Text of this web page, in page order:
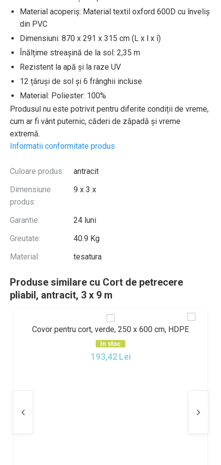
Material acoperiș: Material textil oxford 600D cu înveliș
din PVC
Dimensiuni: 870 x 291 x 315 cm (L x l x î)
Înălțime streașină de la sol: 2,35 m
Rezistent la apă și la raze UV
12 țăruși de sol și 6 frânghii incluse
Material: Poliester: 100%
Produsul nu este potrivit pentru diferite condiții de vreme,
cum ar fi vânt puternic, căderi de zăpadă și vreme
extremă.
Informatii conformitate produs
Culoare produs:
antracit
Dimensiune
produs:
9 x 3 x
Garantie:
24 luni
Greutate:
40.9 Kg
Material:
tesatura
Produse similare cu Cort de petrecere
pliabil, antracit, 3 x 9 m
Covor pentru cort, verde, 250 x 600 cm, HDPE
In stoc
193,42 Lei